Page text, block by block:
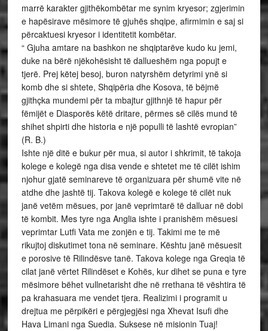
marrë karakter gjithëkombëtar me synim kryesor; zgjerimin
e hapësirave mësimore të gjuhës shqipe, afirmimin e saj si
përcaktuesi kryesor i identitetit kombëtar.
“ Gjuha amtare na bashkon ne shqiptarëve kudo ku jemi,
duke na bërë njëkohësisht të dallueshëm nga popujt e
tjerë. Prej këtej besoj, buron natyrshëm detyrimi ynë si
komb dhe si shtete, Shqipëria dhe Kosova, të bëjmë
gjithçka mundemi për ta mbajtur gjithnjë të hapur për
fëmijët e Diasporës këtë dritare, përmes së cilës mund të
shihet shpirti dhe historia e një populli të lashtë evropian”
(R. B.)
Ishte një ditë e bukur për mua, si autor i shkrimit, të takoja
kolege e kolegë nga disa vende e shtetet me të cilët ishim
njohur gjatë seminareve të organizuara për shumë vite në
atdhe dhe jashtë tij. Takova kolegë e kolege të cilët nuk
janë vetëm mësues, por janë veprimtarë të dalluar në dobi
të kombit. Mes tyre nga Anglia ishte i pranishëm mësuesi
veprimtar Lutfi Vata me zonjën e tij. Takimi me te më
rikujtoj diskutimet tona në seminare. Kështu janë mësuesit
e porosive të Rilindësve tanë. Takova kolege nga Greqia të
cilat janë vërtet Rilindëset e Kohës, kur dihet se puna e tyre
mësimore bëhet vullnetarisht dhe në rrethana të vështira të
pa krahasuara me vendet tjera. Realizimi i programit u
drejtua me përpikëri e përgjegjësi nga Xhevat Isufi dhe
Hava Limani nga Suedia. Suksese në misionin Tuaj!